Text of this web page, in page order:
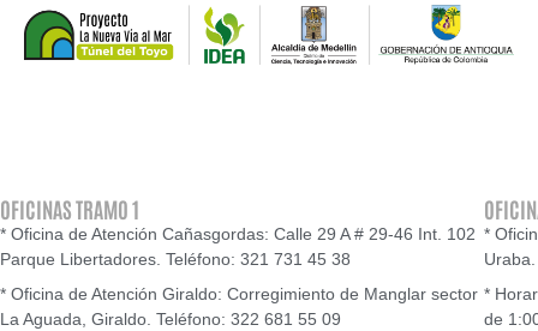
OFICINAS TRAMO 1
* Oficina de Atención Cañasgordas: Calle 29 A # 29-46 Int. 102
Parque Libertadores. Teléfono: 321 731 45 38
* Oficina de Atención Giraldo: Corregimiento de Manglar sector
La Aguada, Giraldo. Teléfono: 322 681 55 09
*
*
de